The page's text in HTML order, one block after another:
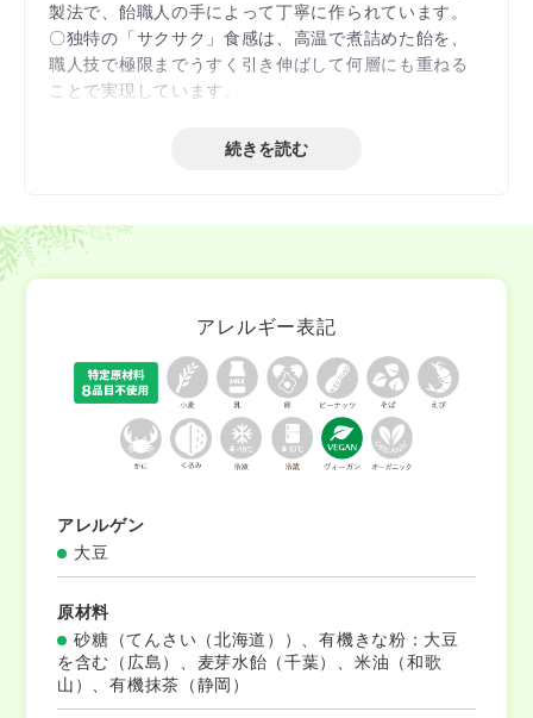
製法で、飴職人の手によって丁寧に作られています。
〇独特の「サクサク」食感は、高温で煮詰めた飴を、
職人技で極限までうすく引き伸ばして何層にも重ねる
ことで実現しています。
かな国産の有機きな粉に静岡県産「葉っピイ向島園」
上げています。
続きを読む
アレルギー表記
アレルゲン
大豆
原材料
砂糖（てんさい（北海道））、有機きな粉：大豆
を含む（広島）、麦芽水飴（千葉）、米油（和歌
山）、有機抹茶（静岡）